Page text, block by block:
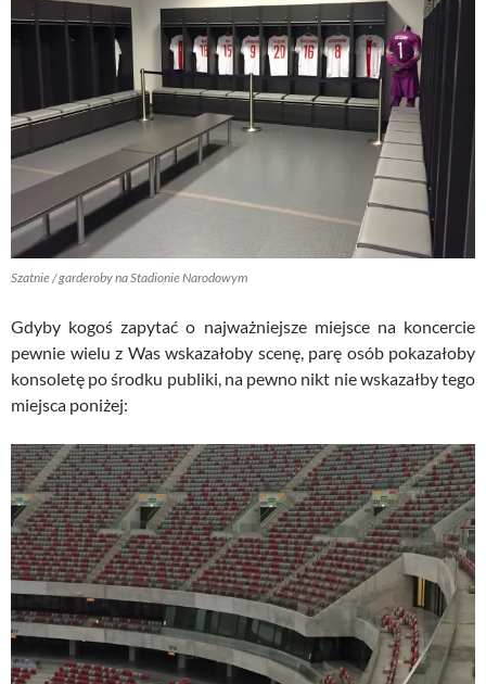
Szatnie / garderoby na Stadionie Narodowym
Gdyby kogoś zapytać o najważniejsze miejsce na koncercie
pewnie wielu z Was wskazałoby scenę, parę osób pokazałoby
konsoletę po środku publiki, na pewno nikt nie wskazałby tego
miejsca poniżej: